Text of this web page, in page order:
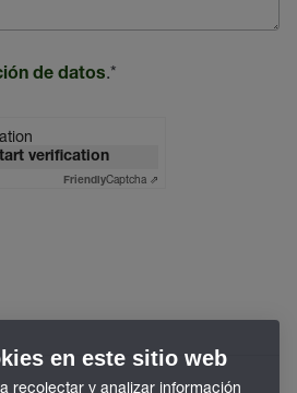
de datos.*
verification
FriendlyCaptcha ⇗
en este sitio web
recolectar y analizar información